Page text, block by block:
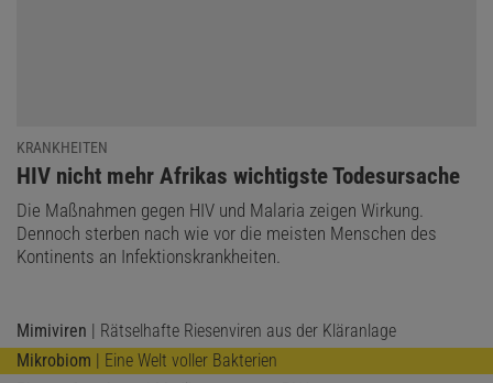
KRANKHEITEN
:
HIV nicht mehr Afrikas wichtigste Todesursache
Die Maßnahmen gegen HIV und Malaria zeigen Wirkung.
Dennoch sterben nach wie vor die meisten Menschen des
Kontinents an Infektionskrankheiten.
Mimiviren | Rätselhafte Riesenviren aus der Kläranlage
Mikrobiom | Eine Welt voller Bakterien